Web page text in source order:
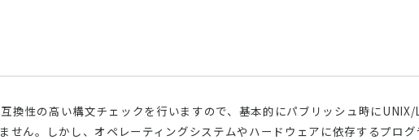
換性の高い構文チェックを行いますので、基本的にパブリッシュ時に
せん。しかし、オペレーティングシステムやハードウェアに依存するプロ